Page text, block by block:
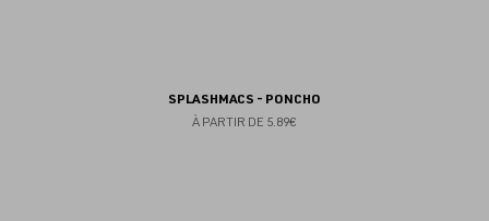
SPLASHMACS - PONCHO
À PARTIR DE 5.89€